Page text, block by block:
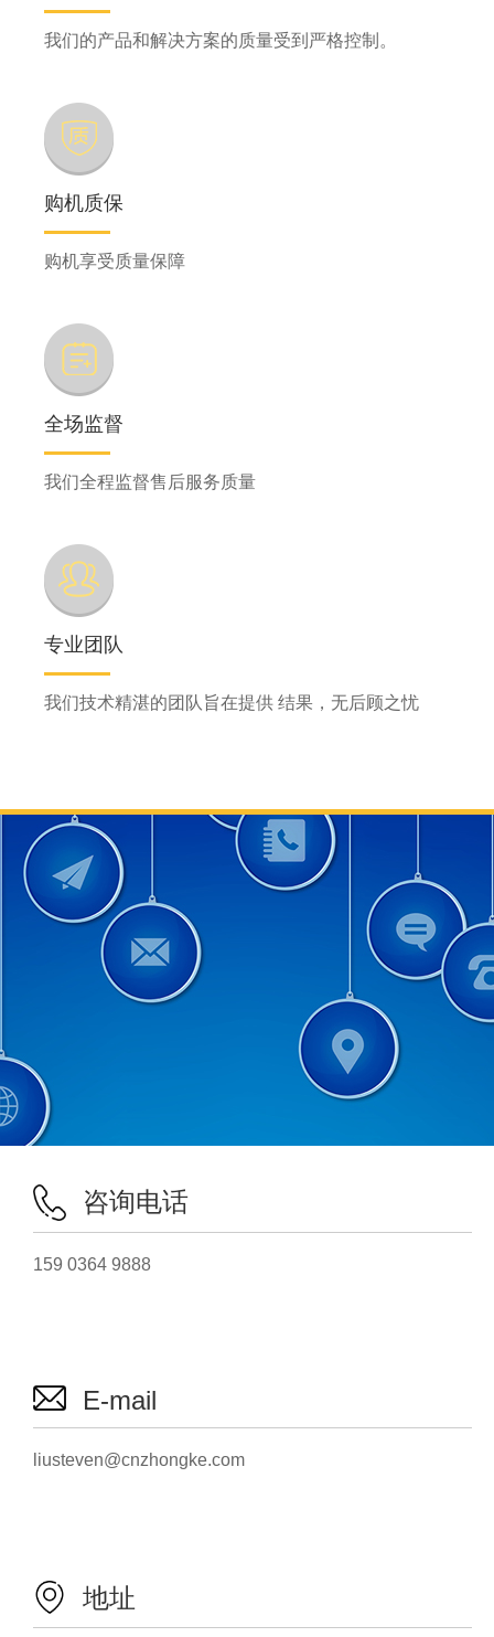
我们的产品和解决方案的质量受到严格控制。
购机质保
购机享受质量保障
全场监督
我们全程监督售后服务质量
专业团队
我们技术精湛的团队旨在提供 结果，无后顾之忧
咨询电话
159 0364 9888
E-mail
liusteven@cnzhongke.com
地址